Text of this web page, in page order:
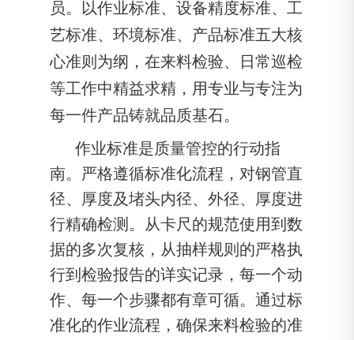
员。以作业标准、设备精度标准、工
艺标准、环境标准、产品标准五大核
心准则为纲，在来料检验、日常巡检
等工作中精益求精，用专业与专注为
每一件产品铸就品质基石。
作业标准是质量管控的行动指
南。严格遵循标准化流程，对钢管直
径、厚度及堵头内径、外径、厚度进
行精确检测。从卡尺的规范使用到数
据的多次复核，从抽样规则的严格执
行到检验报告的详实记录，每一个动
作、每一个步骤都有章可循。通过标
准化的作业流程，确保来料检验的准